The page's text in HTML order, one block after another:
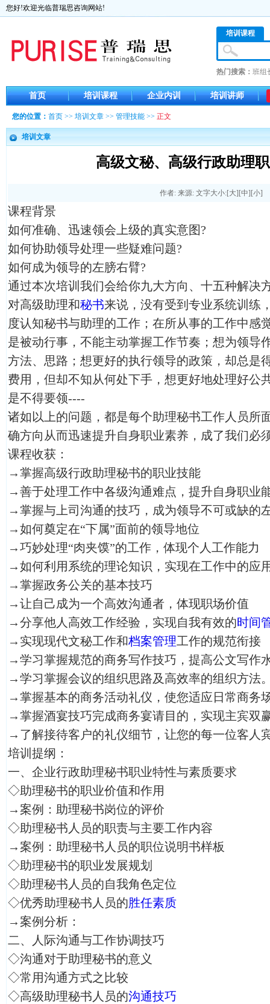
您好!欢迎光临普瑞思咨询网站!
培训课程
热门搜索： 班组
首页 培训课程 企业内训 培训讲师
您的位置： 首页 >> 培训文章 >> 管理技能 >> 正文
培训文章
高级文秘、高级行政助理
作者: 来源: 文字大小:[大][中][小]
课程背景
如何准确、迅速领会上级的真实意图?
如何协助领导处理一些疑难问题?
如何成为领导的左膀右臂?
通过本次培训我们会给你九大方向、十五种解决
对高级助理和秘书来说，没有受到专业系统训练
度认知秘书与助理的工作；在所从事的工作中感
是被动行事，不能主动掌握工作节奏；想为领导
方法、思路；想更好的执行领导的政策，却总是
费用，但却不知从何处下手，想更好地处理好公
是不得要领----
诸如以上的问题，都是每个助理秘书工作人员所
确方向从而迅速提升自身职业素养，成了我们必
课程收获：
→掌握高级行政助理秘书的职业技能
→善于处理工作中各级沟通难点，提升自身职业
→掌握与上司沟通的技巧，成为领导不可或缺的
→如何奠定在“下属”面前的领导地位
→巧妙处理“肉夹馍”的工作，体现个人工作能力
→如何利用系统的理论知识，实现在工作中的应
→掌握政务公关的基本技巧
→让自己成为一个高效沟通者，体现职场价值
→分享他人高效工作经验，实现自我有效的时间
→实现现代文秘工作和档案管理工作的规范衔接
→学习掌握规范的商务写作技巧，提高公文写作
→学习掌握会议的组织思路及高效率的组织方法
→掌握基本的商务活动礼仪，使您适应日常商务
→掌握酒宴技巧完成商务宴请目的，实现主宾双
→了解接待客户的礼仪细节，让您的每一位客人
培训提纲：
一、企业行政助理秘书职业特性与素质要求
◇助理秘书的职业价值和作用
→案例：助理秘书岗位的评价
◇助理秘书人员的职责与主要工作内容
→案例：助理秘书人员的职位说明书样板
◇助理秘书的职业发展规划
◇助理秘书人员的自我角色定位
◇优秀助理秘书人员的胜任素质
→案例分析：
二、人际沟通与工作协调技巧
◇沟通对于助理秘书的意义
◇常用沟通方式之比较
◇高级助理秘书人员的沟通技巧